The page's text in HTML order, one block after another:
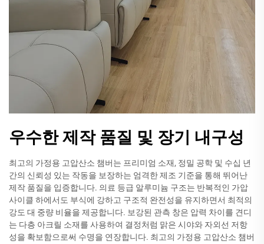
우수한 제작 품질 및 장기 내구성
최고의 가정용 고압산소 챔버는 프리미엄 소재, 정밀 공학 및 수십 년
간의 신뢰성 있는 작동을 보장하는 엄격한 제조 기준을 통해 뛰어난
제작 품질을 입증합니다. 의료 등급 알루미늄 구조는 반복적인 가압
사이클 하에서도 부식에 강하고 구조적 완전성을 유지하면서 최적의
강도 대 중량 비율을 제공합니다. 보강된 관측 창은 압력 차이를 견디
는 다층 아크릴 소재를 사용하여 결정처럼 맑은 시야와 자외선 저항
성을 확보함으로써 수명을 연장합니다. 최고의 가정용 고압산소 챔버